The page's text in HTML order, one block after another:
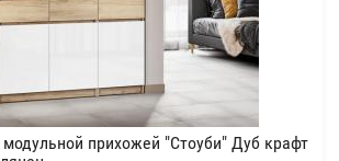
прихожей "Стоуби" Дуб крафт